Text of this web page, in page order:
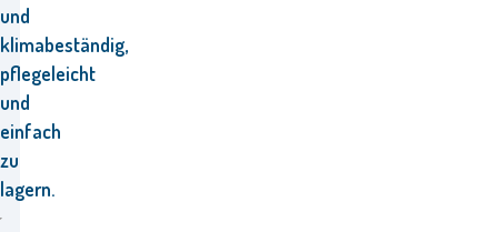
und
klimabeständig,
pflegeleicht
und
einfach
zu
lagern.